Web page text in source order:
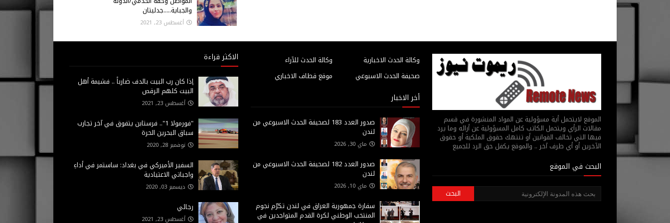
والجباية.....جدليتان
أغسطس 23, 2021
الموقع لايتحمل أية مسؤولية عن المواد المنشورة في قسم
مقالات الرأي ويتحمل الكاتب كامل المسؤولية عن أرائه وما يرد
فيها التي تخالف القوانين أو تنتهك حقوق الملكية أو حقوق
الآخرين أو أي طرف آخر .. والموقع يكفل حق الرد للجميع
البحث في الموقع
وكالة الحدث للآراء
وكالة الحدث الاخبارية
موقع قطاف الاخباري
صحيفة الحدث الاسبوعي
أخر الاخبار
صدور العدد 183 لصحيفة الحدث الاسبوعي من
لندن
ماي 30, 2026
صدور العدد 182 لصحيفة الحدث الاسبوعي من
لندن
ماي 10, 2026
سفارة جمهورية العراق في لندن تكرّم نجوم
المنتخب الوطني لكرة القدم المتواجدين في
الاكثر قراءة
إذا كان رب البيت بالدف ضارباً .. فشيمة أهل
البيت كلهم الرقص
أغسطس 23, 2021
"فورمولا 1".. فرستابن يتفوق في آخر تجارب
سباق البحرين الحرة
نوفمبر 28, 2020
السفير الأميركي في بغداد: ساستمر في أداءِ
واجباتي الاعتيادية
ديسمبر 03, 2020
رجائي
أغسطس 23, 2021